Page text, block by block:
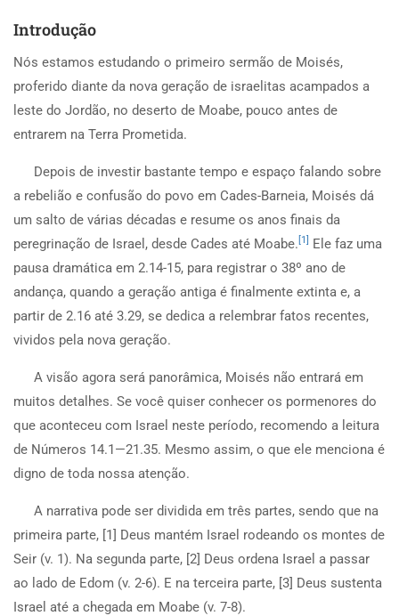
Introdução
Nós estamos estudando o primeiro sermão de Moisés,
proferido diante da nova geração de israelitas acampados a
leste do Jordão, no deserto de Moabe, pouco antes de
entrarem na Terra Prometida.
Depois de investir bastante tempo e espaço falando sobre
a rebelião e confusão do povo em Cades-Barneia, Moisés dá
um salto de várias décadas e resume os anos finais da
peregrinação de Israel, desde Cades até Moabe.[1] Ele faz uma
pausa dramática em 2.14-15, para registrar o 38º ano de
andança, quando a geração antiga é finalmente extinta e, a
partir de 2.16 até 3.29, se dedica a relembrar fatos recentes,
vividos pela nova geração.
A visão agora será panorâmica, Moisés não entrará em
muitos detalhes. Se você quiser conhecer os pormenores do
que aconteceu com Israel neste período, recomendo a leitura
de Números 14.1—21.35. Mesmo assim, o que ele menciona é
digno de toda nossa atenção.
A narrativa pode ser dividida em três partes, sendo que na
primeira parte, [1] Deus mantém Israel rodeando os montes de
Seir (v. 1). Na segunda parte, [2] Deus ordena Israel a passar
ao lado de Edom (v. 2-6). E na terceira parte, [3] Deus sustenta
Israel até a chegada em Moabe (v. 7-8).